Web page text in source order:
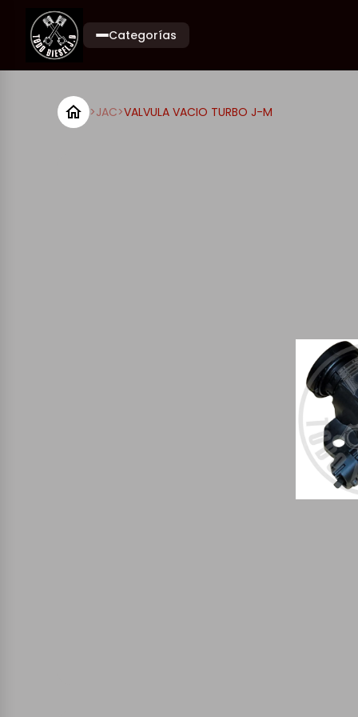
Categorías
>JAC>VALVULA VACIO TURBO J-M